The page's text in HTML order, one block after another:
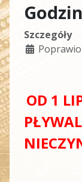
Szczegóły
OD 1